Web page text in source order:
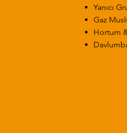
Yanıcı
Gaz
Hortum